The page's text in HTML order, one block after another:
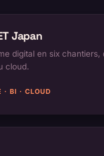
Japan
digital en six chantiers,
cloud.
· BI · CLOUD